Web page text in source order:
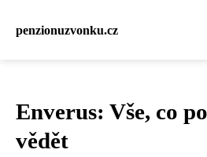
penzionuzvonku.cz
Enverus: Vše, co
vědět